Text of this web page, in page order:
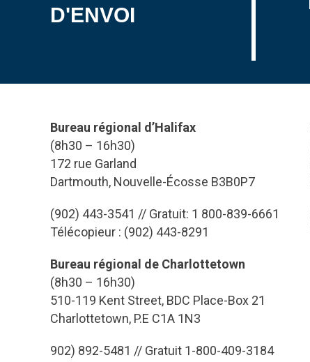
D'ENVOI
Bureau régional d’Halifax
(8h30 – 16h30)
172 rue Garland
Dartmouth, Nouvelle-Écosse B3B0P7
(902) 443-3541 // Gratuit: 1 800-839-6661
Télécopieur : (902) 443-8291
Bureau régional de Charlottetown
(8h30 – 16h30)
510-119 Kent Street, BDC Place-Box 21
Charlottetown, P.E C1A 1N3
902) 892-5481 // Gratuit 1-800-409-3184